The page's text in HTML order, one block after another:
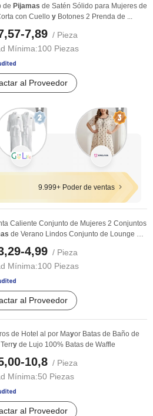
de Pijamas de Satén Sólido para Mujeres de
con Cuello y Botones 2 Prenda de ...
7,89 / Pieza
Mínima:100 Piezas
al Proveedor
9.999+ Poder de ventas
Caliente Conjunto de Mujeres 2 Conjuntos
de Verano Lindos Conjunto de Lounge a
4,99 / Pieza
Mínima:100 Piezas
al Proveedor
de Hotel al por Mayor Batas de Baño de
y de Lujo 100% Batas de Waffle
10,8 / Pieza
Mínima:50 Piezas
al Proveedor